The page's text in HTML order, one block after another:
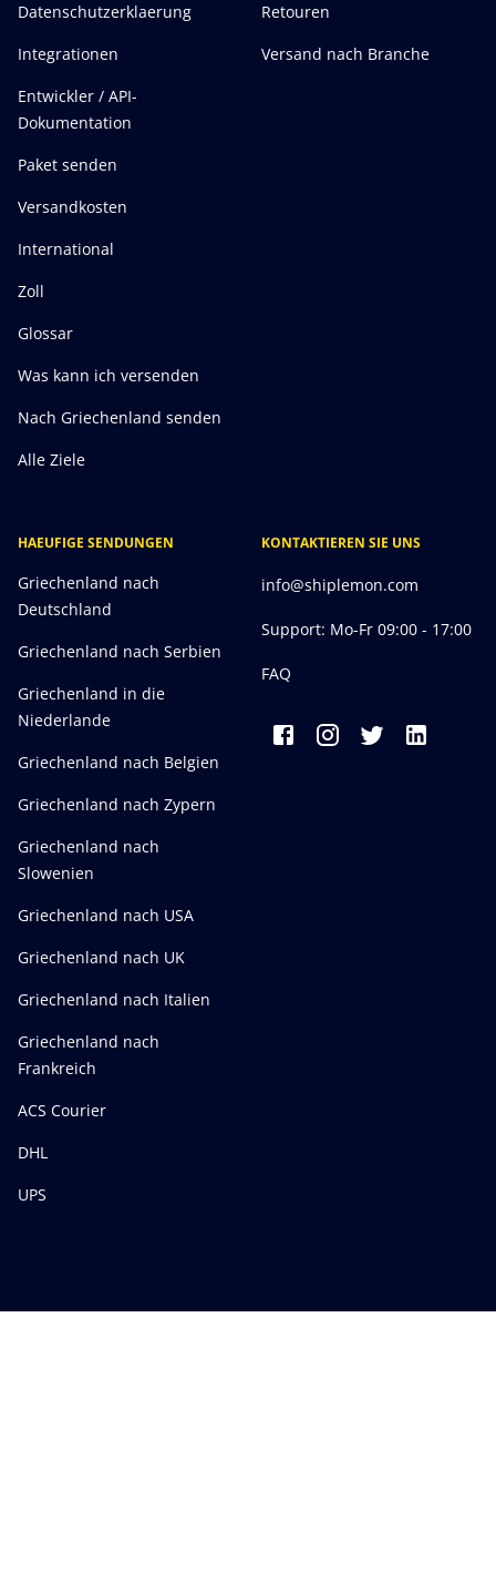
Datenschutzerklaerung
Integrationen
Entwickler / API-
Dokumentation
Paket senden
Versandkosten
International
Zoll
Glossar
Was kann ich versenden
Nach Griechenland senden
Alle Ziele
Retouren
Versand nach Branche
HAEUFIGE SENDUNGEN
Griechenland nach
Deutschland
Griechenland nach Serbien
Griechenland in die
Niederlande
Griechenland nach Belgien
Griechenland nach Zypern
Griechenland nach
Slowenien
Griechenland nach USA
Griechenland nach UK
Griechenland nach Italien
Griechenland nach
Frankreich
ACS Courier
DHL
UPS
KONTAKTIEREN SIE UNS
info@shiplemon.com
Support: Mo-Fr 09:00 - 17:00
FAQ